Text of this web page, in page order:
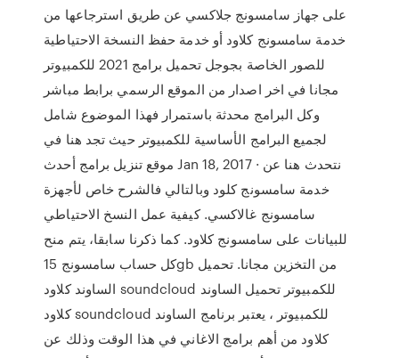
على جهاز سامسونج جلاكسي عن طريق استرجاعها من
خدمة سامسونج كلاود أو خدمة حفظ النسخة الاحتياطية
للصور الخاصة بجوجل تحميل برامج 2021 للكمبيوتر
مجانا في اخر اصدار من الموقع الرسمي برابط مباشر
وكل البرامج محدثة باستمرار فهذا الموضوع شامل
لجميع البرامج الأساسية للكمبيوتر حيث تجد هنا في
موقع تنزيل برامج أحدث Jan 18, 2017 · نتحدث هنا عن
خدمة سامسونج كلود وبالتالي فالشرح خاص لأجهزة
سامسونج غالاكسي. كيفية عمل النسخ الاحتياطي
للبيانات على سامسونج كلاود. كما ذكرنا سابقا، يتم منح
كل حساب سامسونج 15gb من التخزين مجانا. تحميل
الساوند كلاود soundcloud للكمبيوتر تحميل الساوند
كلاود soundcloud للكمبيوتر ، يعتبر برنامج الساوند
كلاود من أهم برامج الاغاني في هذا الوقت وذلك عن